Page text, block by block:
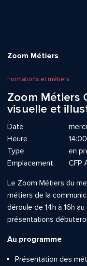
Zoom Métiers
Formations et métiers
Zoom Métiers
visuelle et
Date
Heure
Type
en
Emplacement
CFP
Le Zoom Métiers du
métiers de la
déroule de 14h à 16h
présentations
Au programme
Présentation des